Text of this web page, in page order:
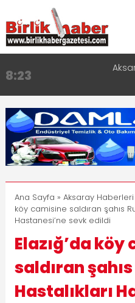
8:23
11:30
Birlikhaber.com
13:33
17:15
Aksaray OSB
16:00
Aksaray Esnaf
Ana Sayfa » Aksaray Haberleri
köy camisine saldıran şahıs
Hastanesi’ne sevk edildi
Elazığ’da
saldıran
Hastalıkları